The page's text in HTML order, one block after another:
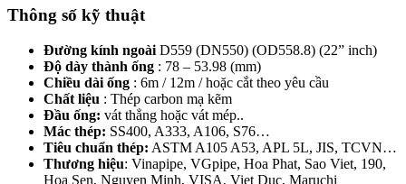
Thông số kỹ thuật
Đường kính ngoài D559 (DN550) (OD558.8) (22” inch)
Độ dày thành ống : 78 – 53.98 (mm)
Chiều dài ống : 6m / 12m / hoặc cắt theo yêu cầu
Chất liệu : Thép carbon mạ kẽm
Đầu ống: vát thẳng hoặc vát mép..
Mác thép: SS400, A333, A106, S76…
Tiêu chuẩn thép: ASTM A105 A53, APL 5L, JIS, TCVN…
Thương hiệu: Vinapipe, VGpipe, Hoa Phat, Sao Viet, 190,
Hoa Sen, Nguyen Minh, VISA, Viet Duc, Maruchi